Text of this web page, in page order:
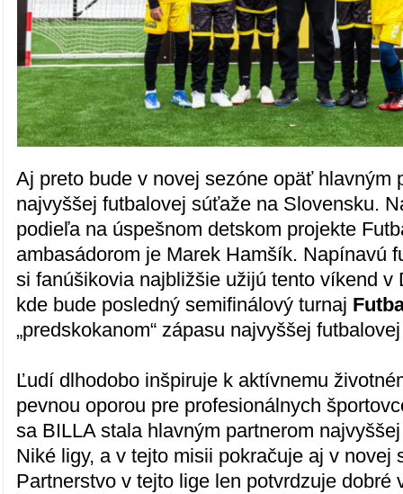
Aj preto bude v novej sezóne opäť hlavným
najvyššej futbalovej súťaže na Slovensku.
podieľa na úspešnom detskom projekte
ambasádorom je Marek Hamšík. Napínavú
si fanúšikovia najbližšie užijú tento víkend v
kde bude posledný semifinálový turnaj
„predskokanom“ zápasu najvyššej
Ľudí dlhodobo inšpiruje k aktívnemu
pevnou oporou pre profesionálnych
sa BILLA stala hlavným partnerom
Niké ligy, a v tejto misii pokračuje aj v novej
Partnerstvo v tejto lige len potvrdzuje dobré